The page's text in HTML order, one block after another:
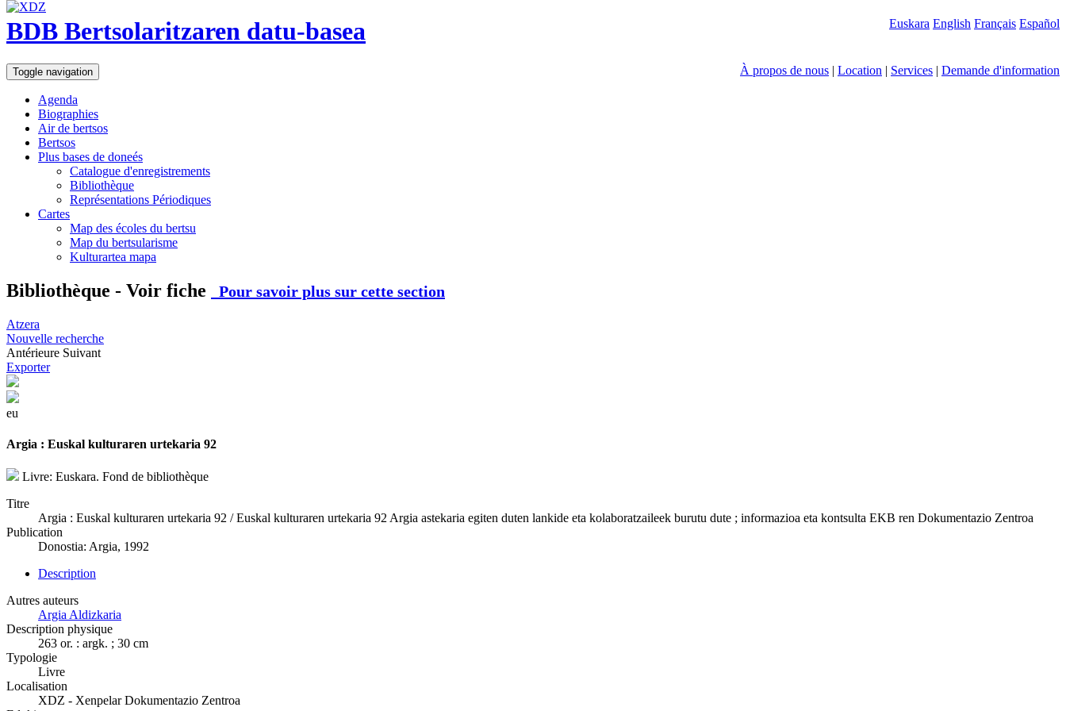
Euskara English Français Español
BDB Bertsolaritzaren datu-basea
À propos de nous | Location | Services | Demande d'information
Toggle navigation
Agenda
Biographies
Air de bertsos
Bertsos
Plus bases de doneés
Catalogue d'enregistrements
Bibliothèque
Représentations Périodiques
Cartes
Map des écoles du bertsu
Map du bertsularisme
Kulturartea mapa
Bibliothèque - Voir fiche Pour savoir plus sur cette section
Atzera
Nouvelle recherche
Antérieure Suivant
Exporter
eu
Argia : Euskal kulturaren urtekaria 92
Livre: Euskara. Fond de bibliothèque
Titre
Argia : Euskal kulturaren urtekaria 92 / Euskal kulturaren urtekaria 92 Argia astekaria egiten duten lankide eta kolaboratzaileek burutu dute ; informazioa eta kontsulta EKB ren Dokumentazio Zentroa
Publication
Donostia: Argia, 1992
Description
Autres auteurs
Argia Aldizkaria
Description physique
263 or. : argk. ; 30 cm
Typologie
Livre
Localisation
XDZ - Xenpelar Dokumentazio Zentroa